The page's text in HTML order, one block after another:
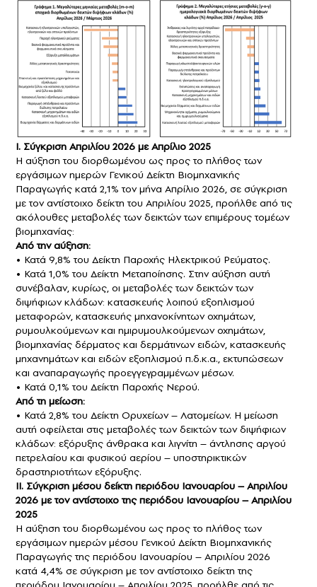
Ι. Σύγκριση Απριλίου 2026 με Απρίλιο 2025
Η αύξηση του διορθωμένου ως προς το πλήθος των
εργάσιμων ημερών Γενικού Δείκτη Βιομηχανικής
Παραγωγής κατά 2,1% τον μήνα Απρίλιο 2026, σε σύγκριση
με τον αντίστοιχο δείκτη του Απριλίου 2025, προήλθε από τις
ακόλουθες μεταβολές των δεικτών των επιμέρους τομέων
βιομηχανίας:
Από την αύξηση:
• Κατά 9,8% του Δείκτη Παροχής Ηλεκτρικού Ρεύματος.
• Κατά 1,0% του Δείκτη Μεταποίησης. Στην αύξηση αυτή
συνέβαλαν, κυρίως, οι μεταβολές των δεικτών των
διψήφιων κλάδων: κατασκευής λοιπού εξοπλισμού
μεταφορών, κατασκευής μηχανοκίνητων οχημάτων,
ρυμουλκούμενων και ημιρυμουλκούμενων οχημάτων,
βιομηχανίας δέρματος και δερμάτινων ειδών, κατασκευής
μηχανημάτων και ειδών εξοπλισμού π.δ.κ.α., εκτυπώσεων
και αναπαραγωγής προεγγεγραμμένων μέσων.
• Κατά 0,1% του Δείκτη Παροχής Νερού.
Από τη μείωση:
• Κατά 2,8% του Δείκτη Ορυχείων – Λατομείων. H μείωση
αυτή οφείλεται στις μεταβολές των δεικτών των διψήφιων
κλάδων: εξόρυξης άνθρακα και λιγνίτη – άντλησης αργού
πετρελαίου και φυσικού αερίου – υποστηρικτικών
δραστηριοτήτων εξόρυξης.
ΙΙ. Σύγκριση μέσου δείκτη περιόδου Ιανουαρίου – Απριλίου
2026 με τον αντίστοιχο της περιόδου Ιανουαρίου – Απριλίου
2025
Η αύξηση του διορθωμένου ως προς το πλήθος των
εργάσιμων ημερών μέσου Γενικού Δείκτη Βιομηχανικής
Παραγωγής της περιόδου Ιανουαρίου – Απριλίου 2026
κατά 4,4% σε σύγκριση με τον αντίστοιχο δείκτη της